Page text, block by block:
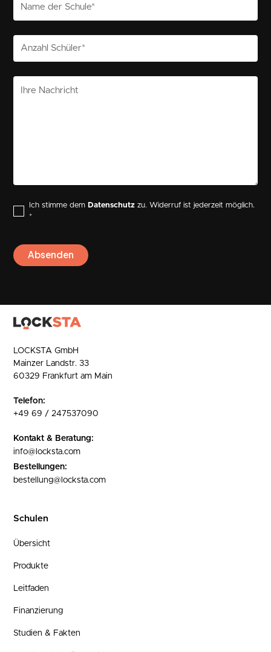
Ich stimme dem Datenschutz zu. Widerruf ist jederzeit möglich.
*
LOCKSTA GmbH
Mainzer Landstr. 33
60329 Frankfurt am Main
Telefon:
+49 69 / 247537090
Kontakt & Beratung:
info@locksta.com
Bestellungen:
bestellung@locksta.com
Schulen
Übersicht
Produkte
Leitfaden
Finanzierung
Studien & Fakten